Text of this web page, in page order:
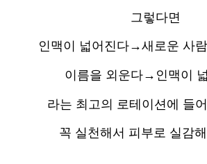
그렇다면
인맥이 넓어진다→새로운 사
이름을 외운다→인맥이
라는 최고의 로테이션에 들
꼭 실천해서 피부로 실감